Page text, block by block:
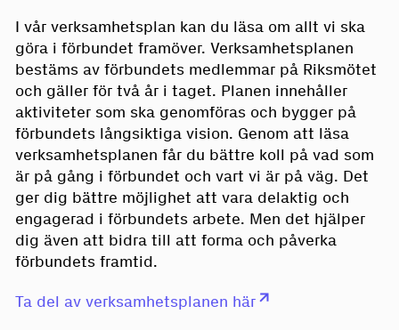
I vår verksamhetsplan kan du läsa om allt vi ska
göra i förbundet framöver. Verksamhetsplanen
bestäms av förbundets medlemmar på Riksmötet
och gäller för två år i taget. Planen innehåller
aktiviteter som ska genomföras och bygger på
förbundets långsiktiga vision. Genom att läsa
verksamhetsplanen får du bättre koll på vad som
är på gång i förbundet och vart vi är på väg. Det
ger dig bättre möjlighet att vara delaktig och
engagerad i förbundets arbete. Men det hjälper
dig även att bidra till att forma och påverka
förbundets framtid.
Ta del av verksamhetsplanen här